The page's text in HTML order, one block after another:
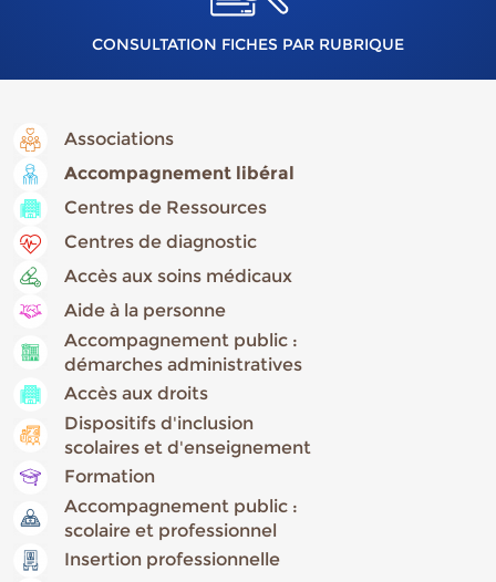
CONSULTATION FICHES PAR RUBRIQUE
Associations
Accompagnement libéral
Centres de Ressources
Centres de diagnostic
Accès aux soins médicaux
Aide à la personne
Accompagnement public :
démarches administratives
Accès aux droits
Dispositifs d'inclusion
scolaires et d'enseignement
Formation
Accompagnement public :
scolaire et professionnel
Insertion professionnelle